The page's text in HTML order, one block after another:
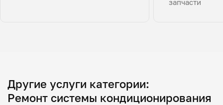
запчасти
Другие услуги категории:
Ремонт системы кондиционирования